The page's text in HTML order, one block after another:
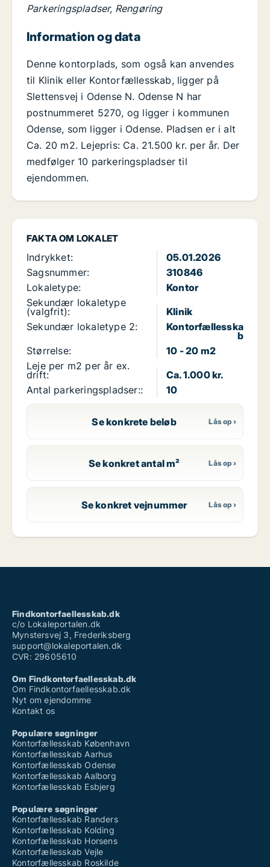
FAKTA OM LOKALET
Indrykket:
05.01.2026
Sagsnummer:
310846
Lokaletype:
Kontor
Sekundær lokaletype
(valgfrit):
Klinik
Sekundær lokaletype 2:
Kontorfællesska
b
Størrelse:
10 - 20 m2
Leje per m2 per år ex.
drift:
Ca. 1.000 kr.
Antal parkeringspladser::
10
Se konkrete beløb
Se konkret antal m²
Se konkret vejnummer
Parkeringspladser, Rengøring
Information og data
Denne kontorplads, som også kan anvendes
til Klinik eller Kontorfællesskab, ligger på
Slettensvej i Odense N. Odense N har
postnummeret 5270, og ligger i kommunen
Odense, som ligger i Odense. Pladsen er i alt
Ca. 20 m2. Lejepris: Ca. 21.500 kr. per år. Der
medfølger 10 parkeringspladser til
ejendommen.
Findkontorfaellesskab.dk
c/o Lokaleportalen.dk
Mynstersvej 3, Frederiksberg
support@lokaleportalen.dk
CVR: 29605610
Om Findkontorfaellesskab.dk
Om Findkontorfaellesskab.dk
Nyt om ejendomme
Kontakt os
Populære søgninger
Kontorfællesskab København
Kontorfællesskab Aarhus
Kontorfællesskab Odense
Kontorfællesskab Aalborg
Kontorfællesskab Esbjerg
Populære søgninger
Kontorfællesskab Randers
Kontorfællesskab Kolding
Kontorfællesskab Horsens
Kontorfællesskab Vejle
Kontorfællesskab Roskilde